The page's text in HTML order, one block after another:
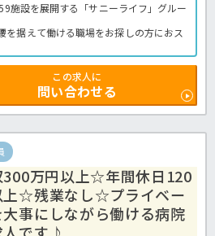
施設を展開する「サニーライフ」グルー
を据えて働ける職場をお探しの方におス
り、毎月の給与も魅力的な求人です◎
！1食200円で利用可能な社内食もうれ
問い合わせくださいね。
全般です。
ームの求人＞
この求人に
問い合わせる
300万円以上☆年間休日120
上☆残業なし☆プライベー
大事にしながら働ける病院